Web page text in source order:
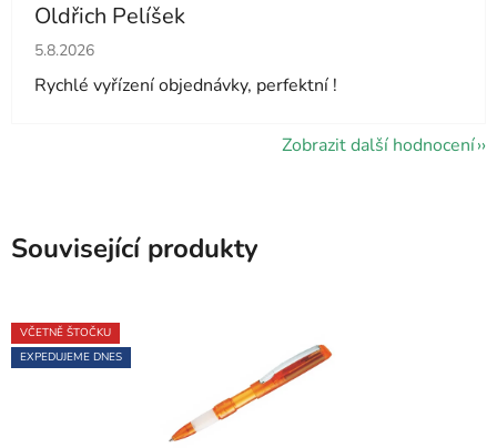
Oldřich Pelíšek
Hodnocení obchodu je 5 z 5 hvězdiček.
5.8.2026
Rychlé vyřízení objednávky, perfektní !
Zobrazit další hodnocení
Související produkty
VČETNĚ ŠTOČKU
EXPEDUJEME DNES